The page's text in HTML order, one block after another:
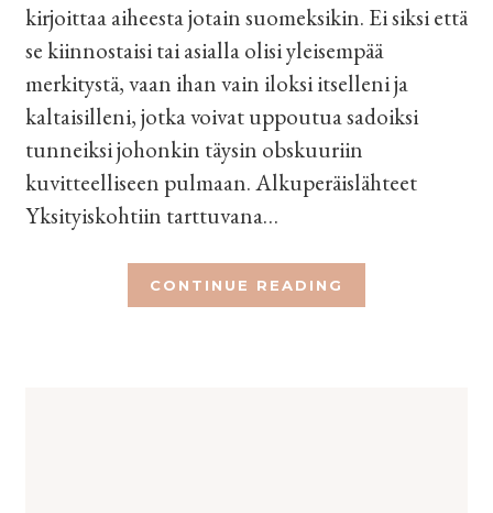
kirjoittaa aiheesta jotain suomeksikin. Ei siksi että
se kiinnostaisi tai asialla olisi yleisempää
merkitystä, vaan ihan vain iloksi itselleni ja
kaltaisilleni, jotka voivat uppoutua sadoiksi
tunneiksi johonkin täysin obskuuriin
kuvitteelliseen pulmaan. Alkuperäislähteet
Yksityiskohtiin tarttuvana…
CONTINUE READING